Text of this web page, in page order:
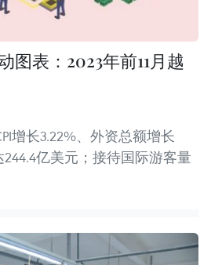
图表：2023年前11月越
增长3.22%、外资总额增长
244.4亿美元；接待国际游客量